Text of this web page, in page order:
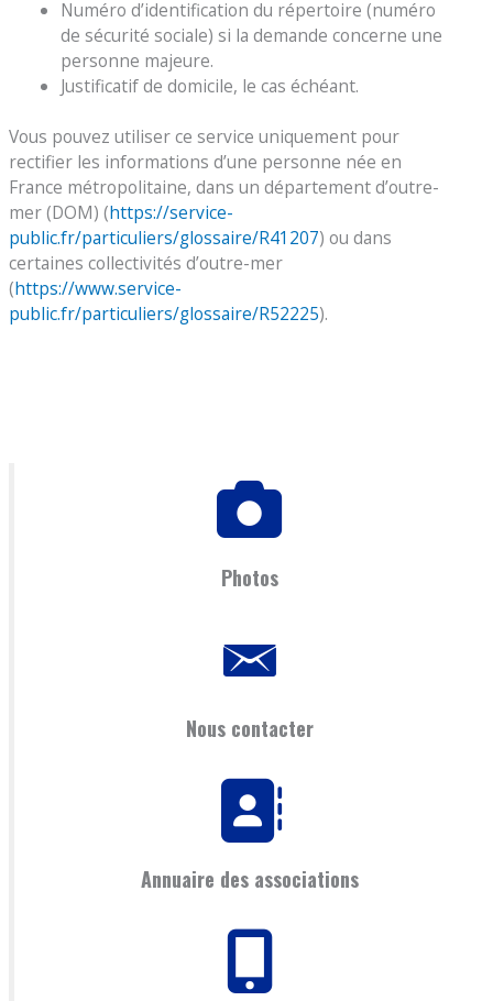
Numéro d’identification du répertoire (numéro
de sécurité sociale) si la demande concerne une
personne majeure.
Justificatif de domicile, le cas échéant.
Vous pouvez utiliser ce service uniquement pour
rectifier les informations d’une personne née en
France métropolitaine, dans un département d’outre-
mer (DOM) (https://service-
public.fr/particuliers/glossaire/R41207) ou dans
certaines collectivités d’outre-mer
(https://www.service-
public.fr/particuliers/glossaire/R52225).
Photos
Nous contacter
Annuaire des associations